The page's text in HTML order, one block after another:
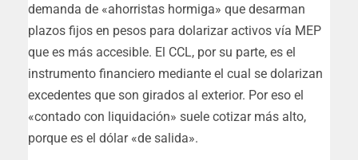
demanda de «ahorristas hormiga» que desarman
plazos fijos en pesos para dolarizar activos vía MEP
que es más accesible. El CCL, por su parte, es el
instrumento financiero mediante el cual se dolarizan
excedentes que son girados al exterior. Por eso el
«contado con liquidación» suele cotizar más alto,
porque es el dólar «de salida».